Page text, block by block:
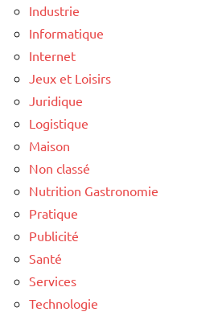
Industrie
Informatique
Internet
Jeux et Loisirs
Juridique
Logistique
Maison
Non classé
Nutrition Gastronomie
Pratique
Publicité
Santé
Services
Technologie